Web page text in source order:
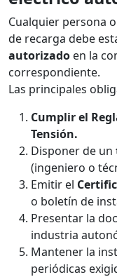
Cualquier persona
de recarga debe
autorizado en la
correspondiente.
Las principales
Cumplir el
Tensión.
Disponer de un
(ingeniero o
Emitir el
o boletín de
Presentar la
industria
Mantener la
periódicas